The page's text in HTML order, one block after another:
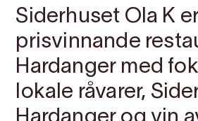
Siderhuset Ola K
prisvinnande
Hardanger med
lokale råvarer,